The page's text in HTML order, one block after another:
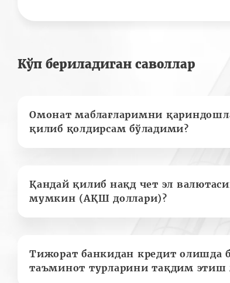
Кўп бериладиган саволлар
Омонат маблағларимни
қилиб қолдирсам бўладими?
Қандай қилиб нақд чет эл
мумкин (АҚШ доллари)?
Тижорат банкидан кредит олишда
таъминот турларини тақдим